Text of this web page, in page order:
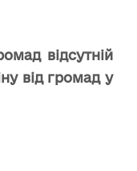
відсутній
від громад у